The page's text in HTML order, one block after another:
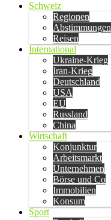
Schweiz
Regionen
Abstimmungen
Reisen
International
Ukraine-Krieg
Iran-Krieg
Deutschland
USA
EU
Russland
China
Wirtschaft
Konjunktur
Arbeitsmarkt
Unternehmen
Börse und Co
Immobilien
Konsum
Sport